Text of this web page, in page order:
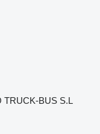
TRUCK-BUS S.L